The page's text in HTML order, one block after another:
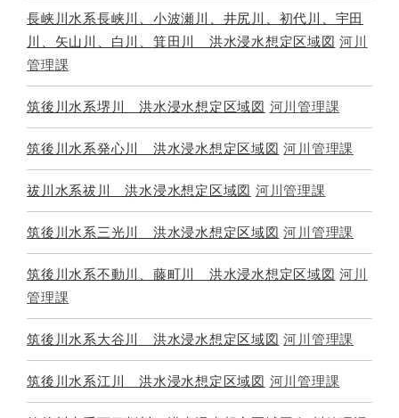
長峡川水系長峡川、小波瀬川、井尻川、初代川、宇田
川、矢山川、白川、箕田川 洪水浸水想定区域図 河川
管理課
筑後川水系堺川 洪水浸水想定区域図 河川管理課
筑後川水系発心川 洪水浸水想定区域図 河川管理課
祓川水系祓川 洪水浸水想定区域図 河川管理課
筑後川水系三光川 洪水浸水想定区域図 河川管理課
筑後川水系不動川、藤町川 洪水浸水想定区域図 河川
管理課
筑後川水系大谷川 洪水浸水想定区域図 河川管理課
筑後川水系江川 洪水浸水想定区域図 河川管理課